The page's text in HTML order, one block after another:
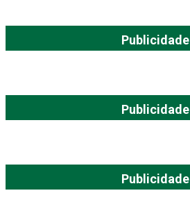
Publicidade
Publicidade
Publicidade